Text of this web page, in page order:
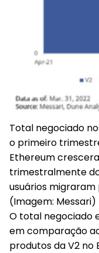
Total negociado
o primeiro
Ethereum
trimestralmente
usuários
(Imagem: Messari)
O total negociado
em comparação
produtos da V2 no